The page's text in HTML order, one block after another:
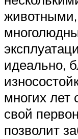
идеально,
многих лет
свой
позволит